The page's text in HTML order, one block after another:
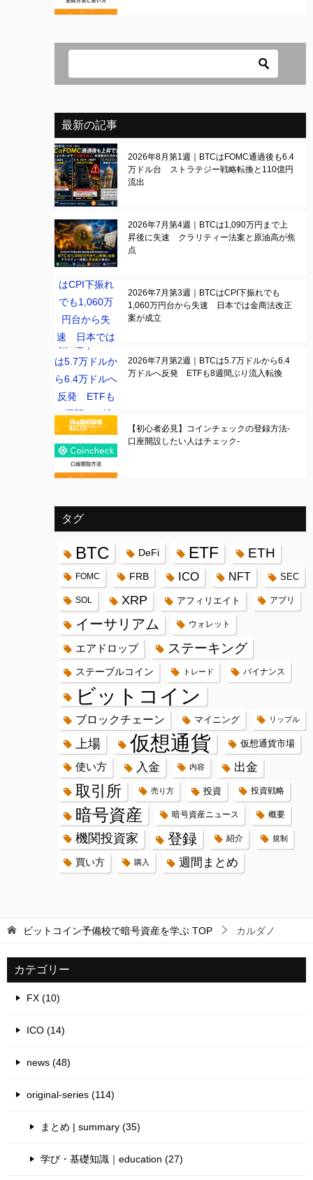
最新の記事
2026年8月第1週｜BTCはFOMC通過後も6.4
万ドル台 ストラテジー戦略転換と110億円
流出
2026年7月第4週｜BTCは1,090万円まで上
昇後に失速 クラリティー法案と原油高が焦
点
2026年7月第3週｜BTCはCPI下振れでも
1,060万円台から失速 日本では金商法改正
案が成立
2026年7月第2週｜BTCは5.7万ドルから6.4
万ドルへ反発 ETFも8週間ぶり流入転換
【初心者必見】コインチェックの登録方法-
口座開設したい人はチェック-
タグ
BTC DeFi ETF ETH
FOMC FRB ICO NFT SEC
SOL XRP アフィリエイト アプリ
イーサリアム ウォレット
エアドロップ ステーキング
ステーブルコイン トレード バイナンス
ビットコイン
ブロックチェーン マイニング リップル
上場 仮想通貨 仮想通貨市場
使い方 入金 内容 出金
取引所 売り方 投資 投資戦略
暗号資産 暗号資産ニュース 概要
機関投資家 登録 紹介 規制
買い方 購入 週間まとめ
ビットコイン予備校で暗号資産を学ぶ TOP カルダノ
カテゴリー
FX (10)
ICO (14)
news (48)
original-series (114)
まとめ | summary (35)
学び・基礎知識｜education (27)